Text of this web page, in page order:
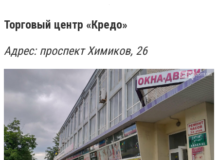
Торговый центр «Кредо»
Адрес: проспект Химиков, 26